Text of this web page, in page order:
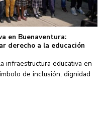
en Buenaventura:
derecho a la educación
infraestructura educativa en
de inclusión, dignidad